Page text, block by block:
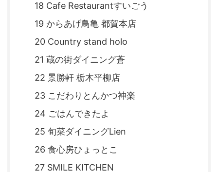
18 Cafe Restaurantすいごう
19 からあげ鳥亀 都賀本店
20 Country stand holo
21 蔵の街ダイニング蒼
22 景勝軒 栃木平柳店
23 こだわりとんかつ神楽
24 ごはんできたよ
25 旬菜ダイニングLien
26 食心房ひょっとこ
27 SMILE KITCHEN